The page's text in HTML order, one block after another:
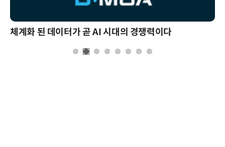
체계화 된 데이터가 곧 AI 시대의 경쟁력이다